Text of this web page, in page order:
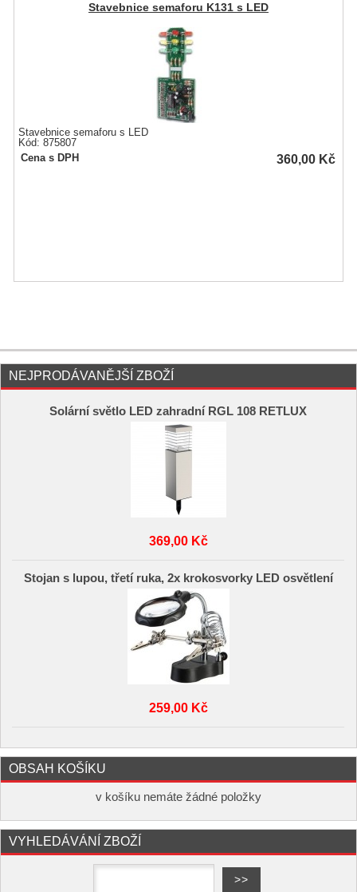
Stavebnice semaforu K131 s LED
Stavebnice semaforu s LED
Kód: 875807
Cena s DPH
360,00 Kč
NEJPRODÁVANĚJŠÍ ZBOŽÍ
Solární světlo LED zahradní RGL 108 RETLUX
369,00 Kč
Stojan s lupou, třetí ruka, 2x krokosvorky LED osvětlení
259,00 Kč
OBSAH KOŠÍKU
v košíku nemáte žádné položky
VYHLEDÁVÁNÍ ZBOŽÍ